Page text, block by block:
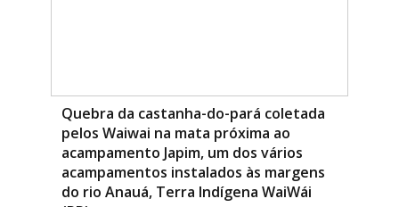
Quebra da castanha-do-pará coletada
pelos Waiwai na mata próxima ao
acampamento Japim, um dos vários
acampamentos instalados às margens
do rio Anauá, Terra Indígena WaiWái